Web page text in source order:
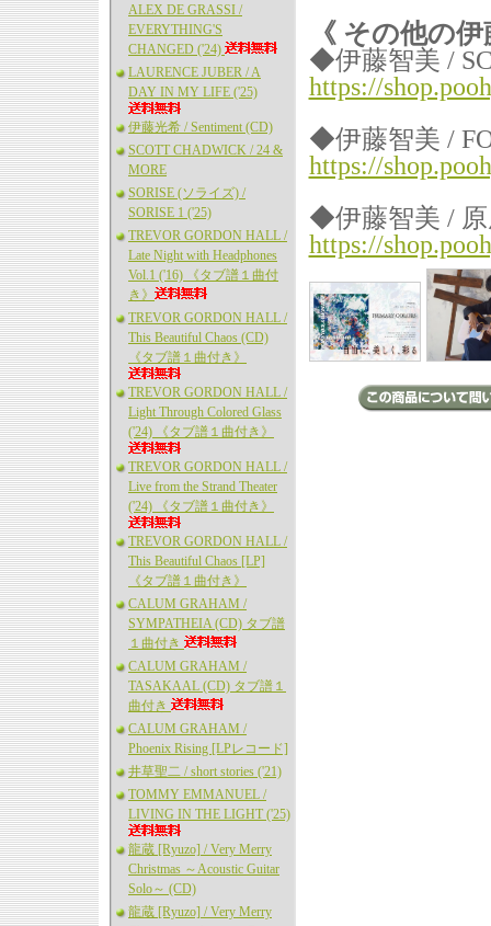
ALEX DE GRASSI /
EVERYTHING'S
CHANGED ('24)
LAURENCE JUBER / A
DAY IN MY LIFE ('25)
伊藤光希 / Sentiment (CD)
SCOTT CHADWICK / 24 &
MORE
SORISE (ソライズ) /
SORISE 1 ('25)
TREVOR GORDON HALL /
Late Night with Headphones
Vol.1 ('16) 《タブ譜１曲付
き》
TREVOR GORDON HALL /
This Beautiful Chaos (CD)
《タブ譜１曲付き》
TREVOR GORDON HALL /
Light Through Colored Glass
('24) 《タブ譜１曲付き》
TREVOR GORDON HALL /
Live from the Strand Theater
('24) 《タブ譜１曲付き》
TREVOR GORDON HALL /
This Beautiful Chaos [LP]
《タブ譜１曲付き》
CALUM GRAHAM /
SYMPATHEIA (CD) タブ譜
１曲付き
CALUM GRAHAM /
TASAKAAL (CD) タブ譜１
曲付き
CALUM GRAHAM /
Phoenix Rising [LPレコード]
井草聖二 / short stories ('21)
TOMMY EMMANUEL /
LIVING IN THE LIGHT ('25)
龍蔵 [Ryuzo] / Very Merry
Christmas ～Acoustic Guitar
Solo～ (CD)
龍蔵 [Ryuzo] / Very Merry
《 その他の
◆伊藤智美 /
https://
◆伊藤智美 /
https://
◆伊藤智美 /
https://